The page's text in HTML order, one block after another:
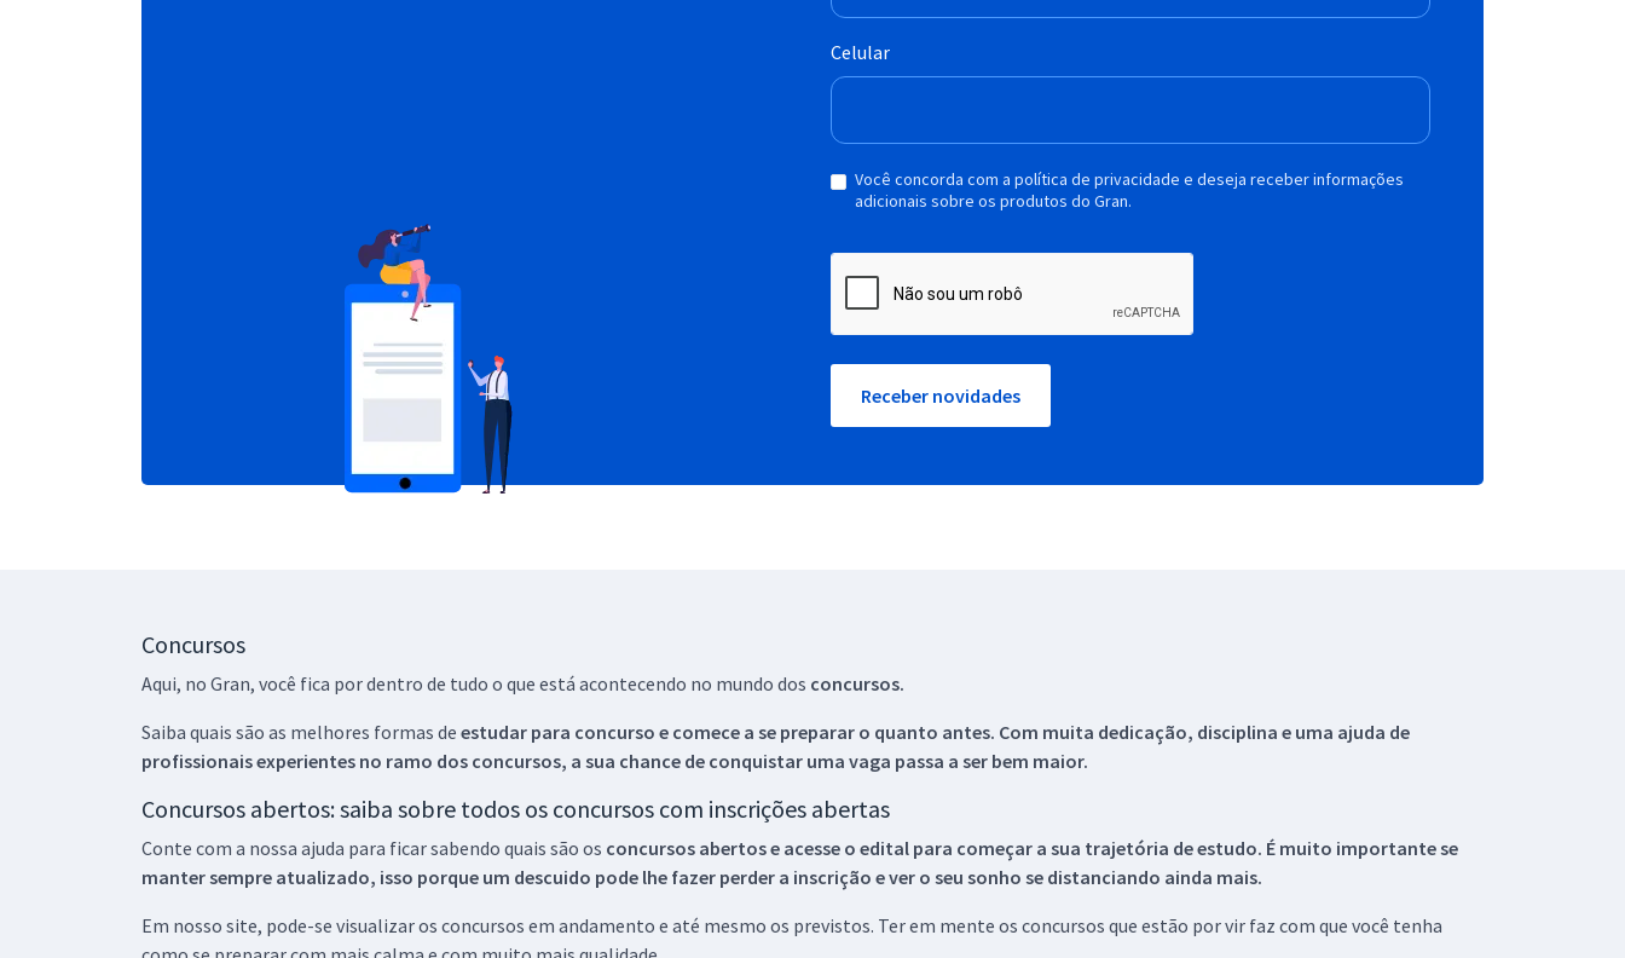
Celular
Você concorda com a política de privacidade e deseja receber informações
adicionais sobre os produtos do Gran.
Receber novidades
Concursos
Aqui, no Gran, você fica por dentro de tudo o que está acontecendo no mundo dos concursos.
Saiba quais são as melhores formas de estudar para concurso e comece a se preparar o quanto antes. Com muita dedicação, disciplina e uma ajuda de
profissionais experientes no ramo dos concursos, a sua chance de conquistar uma vaga passa a ser bem maior.
Concursos abertos: saiba sobre todos os concursos com inscrições abertas
Conte com a nossa ajuda para ficar sabendo quais são os concursos abertos e acesse o edital para começar a sua trajetória de estudo. É muito importante se
manter sempre atualizado, isso porque um descuido pode lhe fazer perder a inscrição e ver o seu sonho se distanciando ainda mais.
Em nosso site, pode-se visualizar os concursos em andamento e até mesmo os previstos. Ter em mente os concursos que estão por vir faz com que você tenha